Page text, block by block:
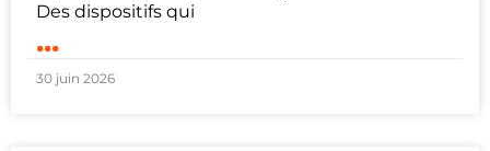
Des dispositifs qui
...
30 juin 2026